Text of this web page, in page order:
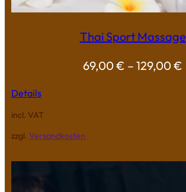
Thai Sport Massage
69,00€ – 129,00€
Details
incl. VAT
zzgl. Versandkosten